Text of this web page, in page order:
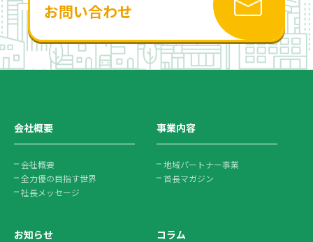
お問い合わせ
会社概要
会社概要
全力優の目指す世界
社長メッセージ
事業内容
地域パートナー事業
首長マガジン
お知らせ コラム